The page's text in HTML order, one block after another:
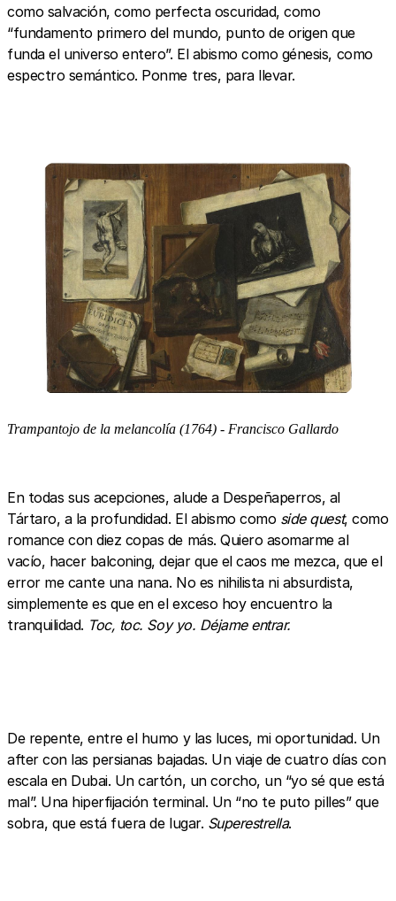
como salvación, como perfecta oscuridad, como
“fundamento primero del mundo, punto de origen que
funda el universo entero”. El abismo como génesis, como
espectro semántico. Ponme tres, para llevar.
Trampantojo de la melancolía (1764) - Francisco Gallardo
En todas sus acepciones, alude a Despeñaperros, al
Tártaro, a la profundidad. El abismo como side quest, como
romance con diez copas de más. Quiero asomarme al
vacío, hacer balconing, dejar que el caos me mezca, que el
error me cante una nana. No es nihilista ni absurdista,
simplemente es que en el exceso hoy encuentro la
tranquilidad. Toc, toc. Soy yo. Déjame entrar.
De repente, entre el humo y las luces, mi oportunidad. Un
after con las persianas bajadas. Un viaje de cuatro días con
escala en Dubai. Un cartón, un corcho, un “yo sé que está
mal”. Una hiperfijación terminal. Un “no te puto pilles” que
sobra, que está fuera de lugar. Superestrella.